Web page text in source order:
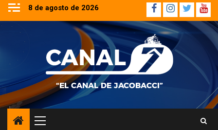
Saltar
contenido
8 de agosto de 2026 Facebook
Instagram
Twitter
Menú